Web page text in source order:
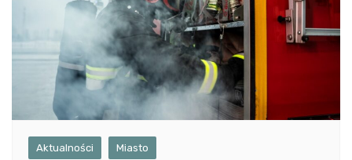
Aktualności Miasto